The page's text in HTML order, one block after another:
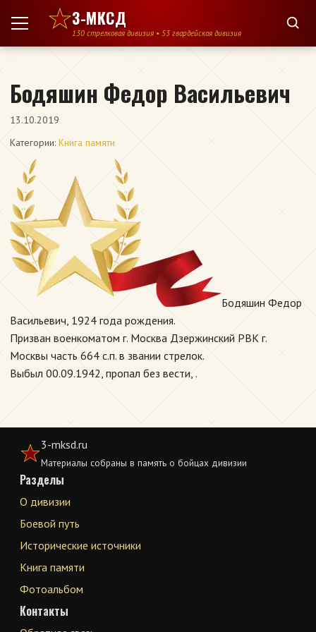
Перейти к содержимому
3-МКСД
130 стрелковая дивизия • 53 гвардейская дивизия
Бодяшин Федор Васильевич
13.10.2019
Категории: Книга памяти
Бодяшин Федор
Васильевич, 1924 года рождения.
Призван военкоматом г. Москва Дзержинский РВК г.
Москвы часть 664 с.п. в звании стрелок.
Выбыл 00.09.1942, пропал без вести, .
3-mksd.ru
Материалы собраны в память о бойцах дивизии
Разделы
О дивизии
Боевой путь
Исторические источники
Книга памяти
Фотоальбом
Контакты